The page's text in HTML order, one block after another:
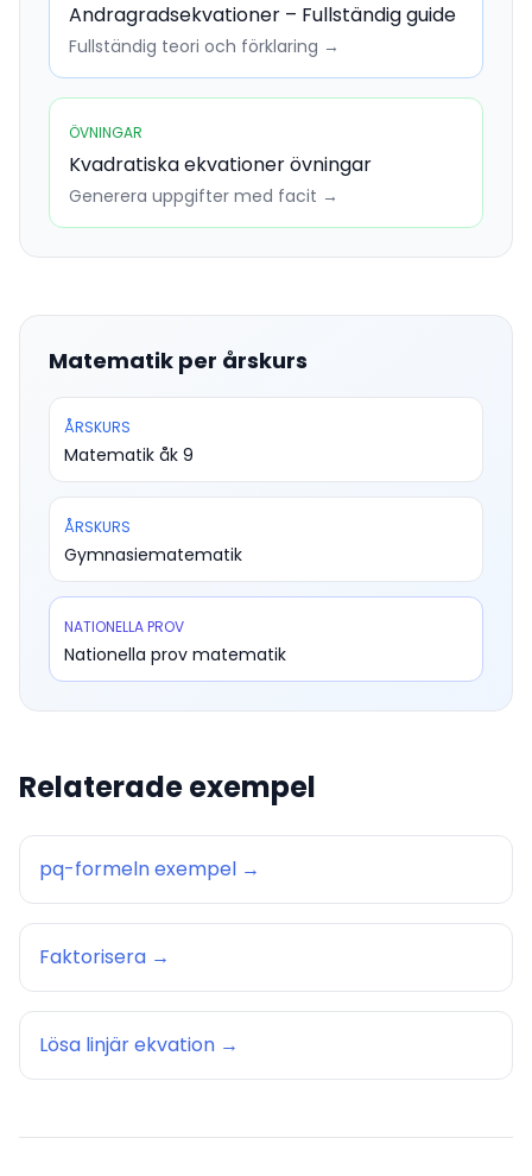
Andragradsekvationer – Fullständig guide
Fullständig teori och förklaring →
ÖVNINGAR
Kvadratiska ekvationer övningar
Generera uppgifter med facit →
Matematik per årskurs
ÅRSKURS
Matematik åk 9
ÅRSKURS
Gymnasiematematik
NATIONELLA PROV
Nationella prov matematik
Relaterade exempel
pq-formeln exempel →
Faktorisera →
Lösa linjär ekvation →